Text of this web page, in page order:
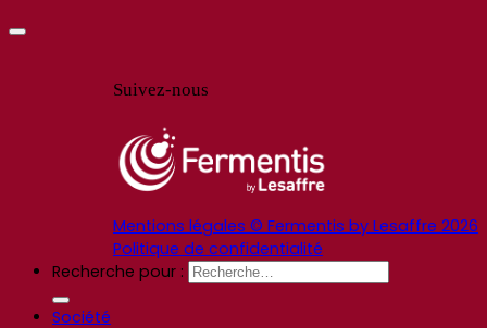
Suivez-nous
Mentions légales © Fermentis by Lesaffre 2026
Politique de confidentialité
Recherche pour :
Société